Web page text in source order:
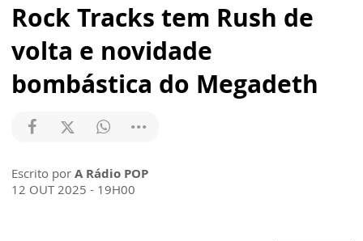
Rock Tracks tem Rush de
volta e novidade
bombástica do Megadeth
Escrito por A Rádio POP
12 OUT 2025 - 19H00